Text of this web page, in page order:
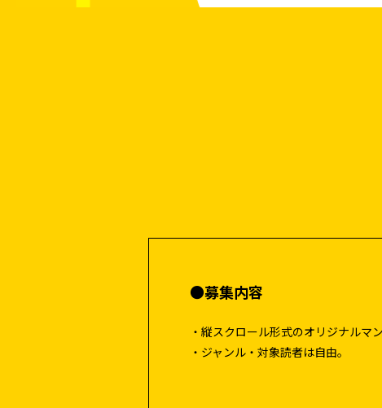
●募集内容
・縦スクロール形式のオリジナルマン
・ジャンル・対象読者は自由。